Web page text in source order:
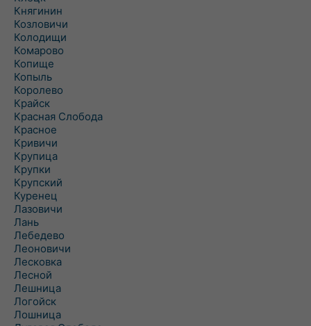
Княгинин
Козловичи
Колодищи
Комарово
Копище
Копыль
Королево
Крайск
Красная Слобода
Красное
Кривичи
Крупица
Крупки
Крупский
Куренец
Лазовичи
Лань
Лебедево
Леоновичи
Лесковка
Лесной
Лешница
Логойск
Лошница